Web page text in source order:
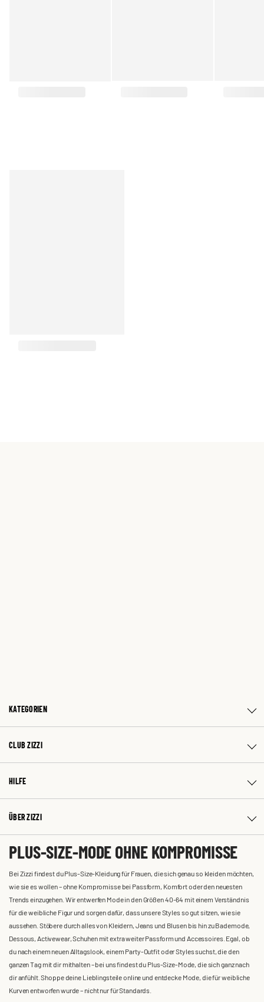
KATEGORIEN
CLUB ZIZZI
HILFE
ÜBER ZIZZI
PLUS-SIZE-MODE OHNE KOMPROMISSE
Bei Zizzi findest du Plus-Size-Kleidung für Frauen, die sich genau so kleiden möchten,
wie sie es wollen – ohne Kompromisse bei Passform, Komfort oder den neuesten
Trends einzugehen. Wir entwerfen Mode in den Größen 40-64 mit einem Verständnis
für die weibliche Figur und sorgen dafür, dass unsere Styles so gut sitzen, wie sie
aussehen. Stöbere durch alles von Kleidern, Jeans und Blusen bis hin zu Bademode,
Dessous, Activewear, Schuhen mit extra weiter Passform und Accessoires. Egal, ob
du nach einem neuen Alltagslook, einem Party-Outfit oder Styles suchst, die den
ganzen Tag mit dir mithalten – bei uns findest du Plus-Size-Mode, die sich ganz nach
dir anfühlt. Shoppe deine Lieblingsteile online und entdecke Mode, die für weibliche
Kurven entworfen wurde – nicht nur für Standards.